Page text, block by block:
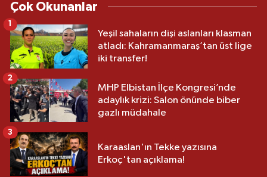
Çok Okunanlar
Yeşil sahaların dişi aslanları klasman
atladı: Kahramanmaraş’tan üst lige
iki transfer!
MHP Elbistan İlçe Kongresi’nde
adaylık krizi: Salon önünde biber
gazlı müdahale
2
Karaaslan'ın Tekke yazısına
Erkoç'tan açıklama!
3